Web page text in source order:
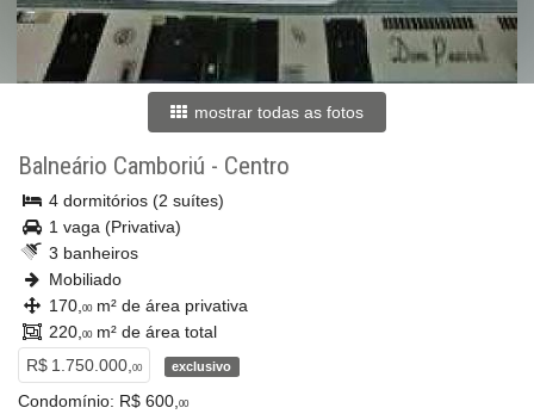
mostrar todas as fotos
Balneário Camboriú - Centro
4 dormitórios (2 suítes)
1 vaga (Privativa)
3 banheiros
Mobiliado
170, 00m² de área privativa
220, 00m² de área total
R$ 1.750.000, 00 exclusivo
Condomínio: R$ 600, 00